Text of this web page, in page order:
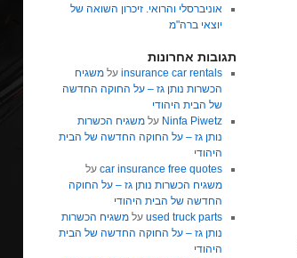
אוניברסלי והרואי. זיכרון השואה של
יוצאי ברה"מ
תגובות אחרונות
insurance car rentalsעל משגיח
הכשרות נותן גז – על החוקה החדשה
של הבית היהודי
Ninfa Piwetz על משגיח הכשרות
נותן גז – על החוקה החדשה של הבית
היהודי
car insurance free quotesעל
משגיח הכשרות נותן גז – על החוקה
החדשה של הבית היהודי
used truck partsעל משגיח הכשרות
נותן גז – על החוקה החדשה של הבית
היהודי